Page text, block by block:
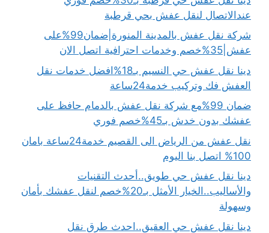
عندالاتصال لنقل عفش بحي قرطبة
شركة نقل عفش بالمدينة المنورة|ضمان99%على
عفش|35%خصم وخدمات احترافية اتصل الان
دينا نقل عفش حي النسيم بـ18%افضل خدمات نقل
العفش فك وتركيب خدمة24ساعة
ضمان 99%مع شركة نقل عفش بالدمام حافظ على
عفشك بدون خدش بـ45%خصم فوري
نقل عفش من الرياض الى القصيم خدمة24ساعة بامان
100% اتصل بنا اليوم
دينا نقل عفش حي طويق..أحدث التقنيات
والأساليب..الخيار الأمثل بـ20%خصم لنقل عفشك بأمان
وسهولة
دينا نقل عفش حي العقيق..احدث طرق نقل